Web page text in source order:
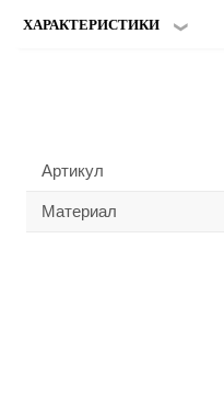
ХАРАКТЕРИСТИКИ
Артикул
Материал